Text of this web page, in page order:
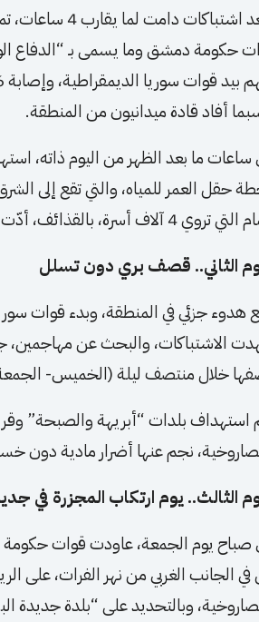
وبعد
أفاد قادة ميدانيون من المنطقة.
ساعات ما بعد الظهر من اليوم ذاته،
حقل العمر للمياه، والتي تقع إلى
آلاف أسرة، بالقذائف، أدّت لاحتراقها وخروجها عن الخدمة.
الثاني.. قصف بري دون تسلل
هدوء جزئي في المنطقة، وبدء قوات
الاشتباكات، والبحث عن
خلال منتصف ليلة (الخميس-
استهداف بلدات “أبريهة والصبحة”
نجم عنها أضرار مادية دون
الثالث.. يوم ارتكاب المجزرة في
صباح يوم الجمعة، عاودت قوات
في الجانب الغربي من نهر الفرات، على
وبالتحديد على “بلدة جديدة